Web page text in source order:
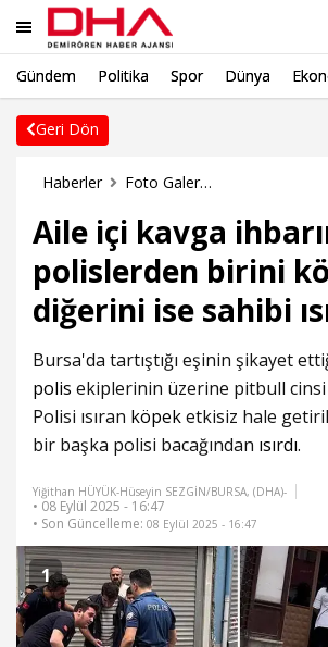
Geri Dön
Gündem Politika Spor Dünya
Haberler Foto Galeri Haberleri
Aile içi kavga
polislerden birini
diğerini ise sahibi
Bursa'da tartıştığı eşinin şikayet
polis ekiplerinin üzerine pitbull cinsi
Polisi ısıran köpeketkisiz hale
bir başka polisi bacağından ısırdı.
Yiğithan HÜYÜK-Hüseyin SEZGİN/BURSA, (DHA)-
• 08 Eylül 2025 - 16:47
• Son Güncelleme: 08 Eylül 2025 - 16:47
1